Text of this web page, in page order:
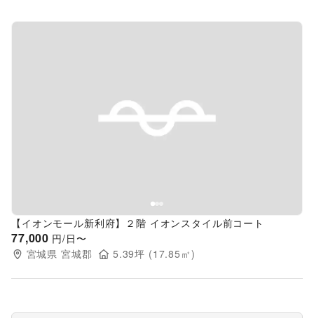
Previous slide
【イオンモール新利府】２階 イオンスタイル前コート
77,000 円/日〜
宮城県 宮城郡 5.39坪 (17.85 ㎡)